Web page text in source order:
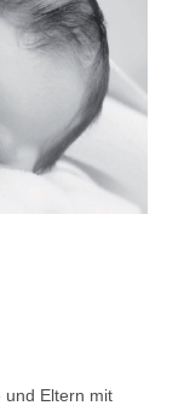
und Eltern mit